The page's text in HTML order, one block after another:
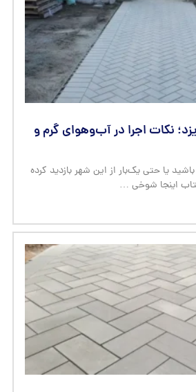
نکات اجرا در آب‌وهوای گرم و
یا حتی یک‌بار از این شهر بازدید کرده
اینجا شوخی …